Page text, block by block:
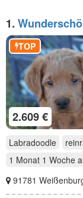
1.
Medium mit
2.609 €
TOP
Labradoodle
1 Monat 1 Woche
91781